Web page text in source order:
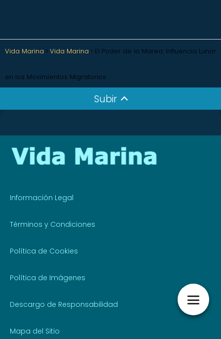
Vida Marina Vida Marina El Poder de la Marea: Influencia Lunar
en los Movimientos Migratorios
Subir
Información Legal
Términos y Condiciones
Política de Cookies
Política de Imágenes
Descargo de Responsabilidad
Mapa del Sitio